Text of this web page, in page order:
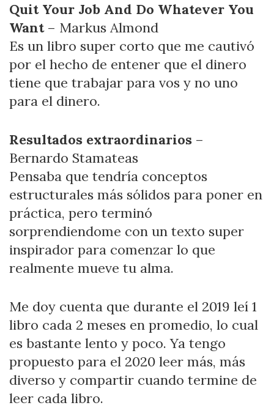
Quit Your Job And Do Whatever You
Want – Markus Almond
Es un libro super corto que me cautivó
por el hecho de entener que el dinero
tiene que trabajar para vos y no uno
para el dinero.
Resultados extraordinarios –
Bernardo Stamateas
Pensaba que tendría conceptos
estructurales más sólidos para poner en
práctica, pero terminó
sorprendiendome con un texto super
inspirador para comenzar lo que
realmente mueve tu alma.
Me doy cuenta que durante el 2019 leí 1
libro cada 2 meses en promedio, lo cual
es bastante lento y poco. Ya tengo
propuesto para el 2020 leer más, más
diverso y compartir cuando termine de
leer cada libro.